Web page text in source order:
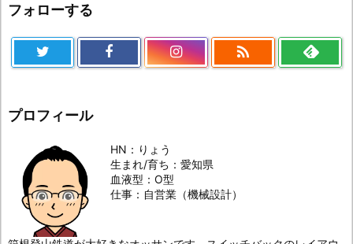
フォローする

プロフィール
HN：りょう
生まれ/育ち：愛知県
血液型：O型
仕事：自営業（機械設計）